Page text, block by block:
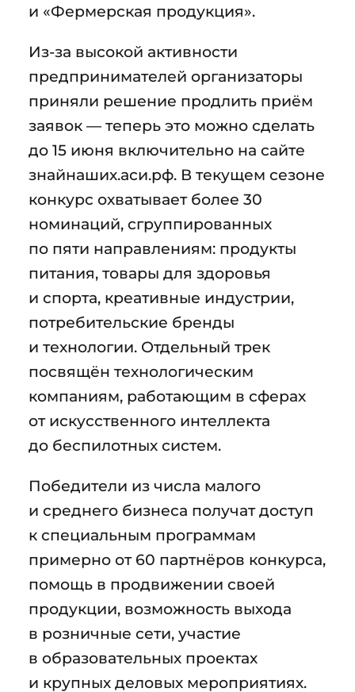
и «Фермерская продукция».
Из-за высокой активности
предпринимателей организаторы
приняли решение продлить приём
заявок — теперь это можно сделать
до 15 июня включительно на сайте
знайнаших.аси.рф. В текущем сезоне
конкурс охватывает более 30
номинаций, сгруппированных
по пяти направлениям: продукты
питания, товары для здоровья
и спорта, креативные индустрии,
потребительские бренды
и технологии. Отдельный трек
посвящён технологическим
компаниям, работающим в сферах
от искусственного интеллекта
до беспилотных систем.
Победители из числа малого
и среднего бизнеса получат доступ
к специальным программам
примерно от 60 партнёров конкурса,
помощь в продвижении своей
продукции, возможность выхода
в розничные сети, участие
в образовательных проектах
и крупных деловых мероприятиях.